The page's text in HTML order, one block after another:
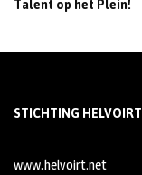
STICHTING
www.helvoirt.net